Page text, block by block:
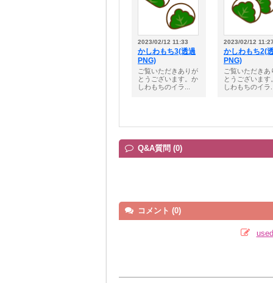
2023/02/12 11:33
かしわもち3(透過
PNG)
ご覧いただきありが
とうございます。か
しわもちのイラ...
2023/02/12
かしわもち2(
PNG)
ご覧いただきあ
とうございます
しわもちのイラ
Q&A質問 (0)
コメント (0)